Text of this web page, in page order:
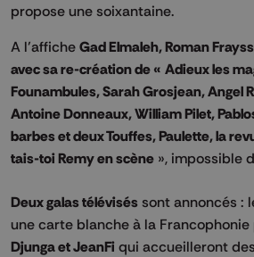
propose une soixantaine.
A l’affiche Gad Elmaleh, Roman
avec sa re-création de « Adieux les
Founambules, Sarah Grosjean, Angel
Antoine Donneaux, William Pilet,
barbes et deux Touffes, Paulette, la
tais-toi Remy en scène », impossible
Deux galas télévisés sont annoncés :
une carte blanche à la
Djunga et JeanFi qui accueilleront